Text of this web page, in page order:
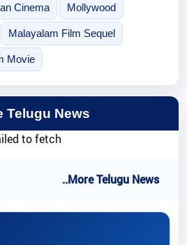
Cinema Mollywood
Malayalam Film Sequel
Movie
Telugu News
to fetch
..More Telugu News